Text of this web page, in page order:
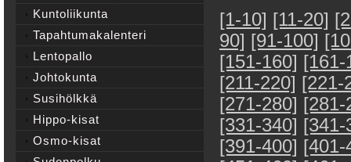
[1-10] [11-20]
90] [91-100]
[151-160] [161-
[211-220] [221-
[271-280] [281-
[331-340] [341-
[391-400] [401-
Kuntoliikunta
Tapahtumakalenteri
Lentopallo
Johtokunta
Susihölkkä
Hippo-kisat
Osmo-kisat